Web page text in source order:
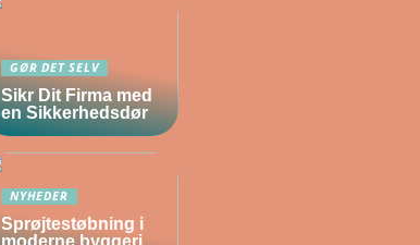
GØR DET SELV
Sikr Dit Firma med
en Sikkerhedsdør
NYHEDER
Sprøjtestøbning i
moderne byggeri